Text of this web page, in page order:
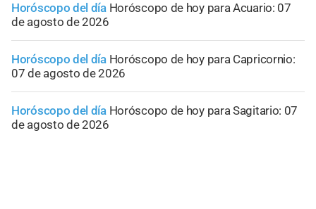
Horóscopo del día Horóscopo de hoy para Acuario: 07
de agosto de 2026
Horóscopo del día Horóscopo de hoy para Capricornio:
07 de agosto de 2026
Horóscopo del día Horóscopo de hoy para Sagitario: 07
de agosto de 2026